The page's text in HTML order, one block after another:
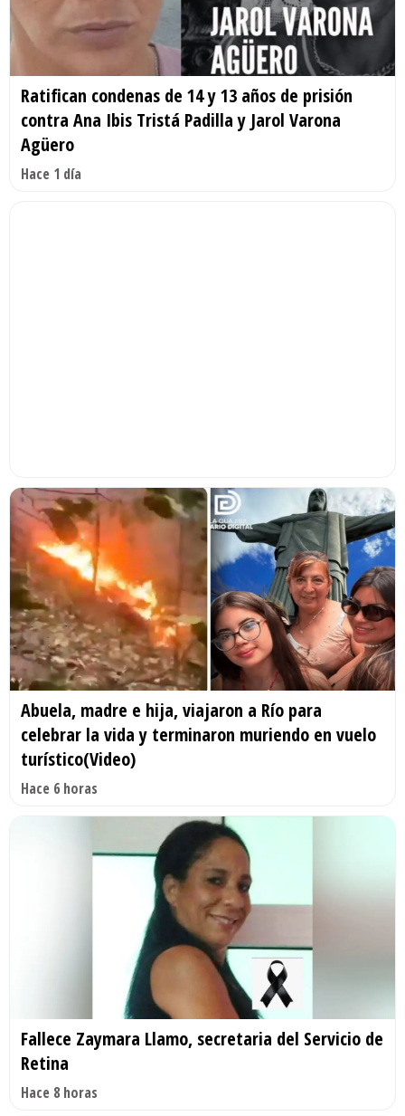
Ratifican condenas de 14 y 13 años de prisión
contra Ana Ibis Tristá Padilla y Jarol Varona
Agüero
Hace 1 día
Abuela, madre e hija, viajaron a Río para
celebrar la vida y terminaron muriendo en vuelo
turístico(Video)
Hace 6 horas
Fallece Zaymara Llamo, secretaria del Servicio de
Retina
Hace 8 horas